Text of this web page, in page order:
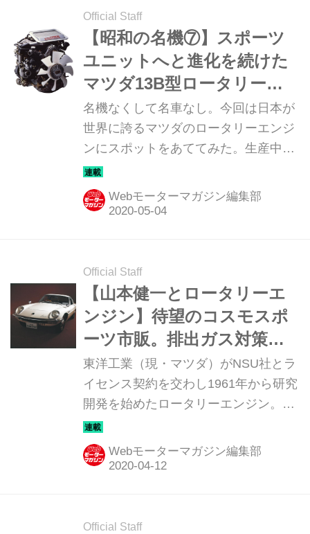
Official Staff
【昭和の名機⑦】スポーツ
ユニットへと進化を続けた
マツダ13B型ロータリーエ
ンジン
名機なくして名車なし。今回は日本が
世界に誇るマツダのロータリーエンジ
ンにスポットをあててみた。生産中止
となった今も、熱烈な信奉者が大勢い
るマツダのロータリーエンジン。中で
も654cc×2の排気量をもつ13B型は長
Webモーターマガジン編集部
Official Staff
【山本健一とロータリーエ
ンジン】待望のコスモスポ
ーツ市販。排出ガス対策を
経たRX-7も大ヒットとなる
［第5回］
東洋工業（現・マツダ）がNSU社とラ
イセンス契約を交わし1961年から研究
開発を始めたロータリーエンジン。
1951年にフェリックス・ヴァンケル博
士が発明したもので、「夢のエンジ
ン」とまで言われたが、実際には未完
開発を託されたのが、気鋭のエンジニ
Webモーターマガジン編集部
Official Staff